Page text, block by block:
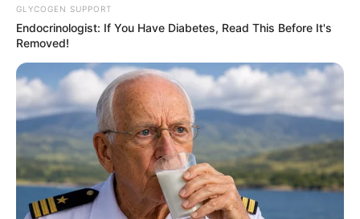
GLYCOGEN SUPPORT
Endocrinologist: If You Have Diabetes, Read This Before It's
Removed!